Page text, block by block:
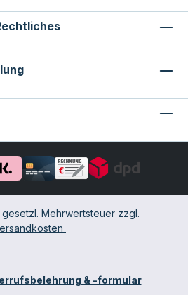
Mehrwertsteuer zzgl.
& -formular